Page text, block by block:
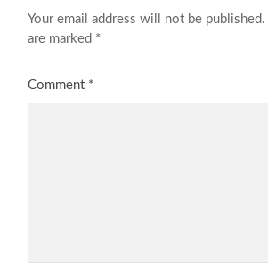
Your email address will not be published.
are marked *
Comment *